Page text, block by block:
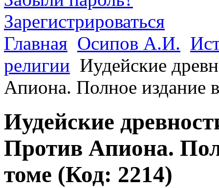
Зарегистрироваться
Главная Осипов А.И.
религии Иудейские
Апиона. Полное издание
Иудейские
Против Апиона.
томе (Код: 2214)